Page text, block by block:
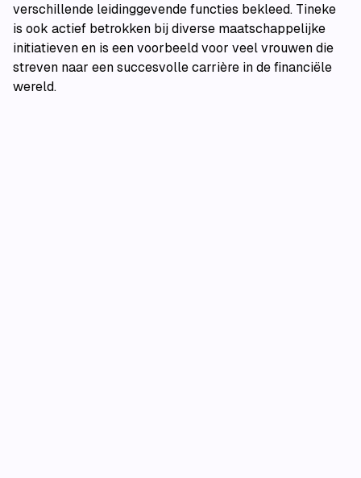
verschillende leidinggevende functies bekleed. Tineke
is ook actief betrokken bij diverse maatschappelijke
initiatieven en is een voorbeeld voor veel vrouwen die
streven naar een succesvolle carrière in de financiële
wereld.